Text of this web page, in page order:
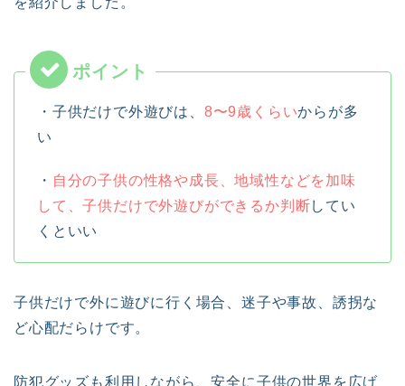
・子供だけで外遊びは、 8〜9歳くらいからが多
い
・ 自分の子供の性格や成長、地域性などを加味
して、子供だけで外遊びができるか判断してい
くといい
子供だけで外に遊びに行く場合、迷子や事故、誘拐な
ど心配だらけです。
防犯グッズも利用しながら、安全に子供の世界を広げ